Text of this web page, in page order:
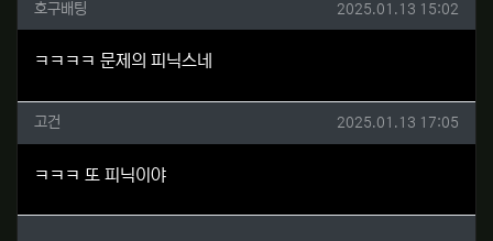
호구배팅 작성일
2025.01.13 15:02
ㅋㅋㅋㅋ 문제의 피닉스네
고건님의 댓글
고건 작성일
2025.01.13 17:05
ㅋㅋㅋ 또 피닉이야